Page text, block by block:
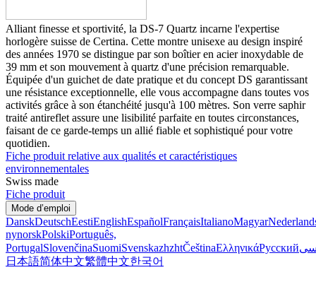
Alliant finesse et sportivité, la DS-7 Quartz incarne l'expertise
horlogère suisse de Certina. Cette montre unisexe au design inspiré
des années 1970 se distingue par son boîtier en acier inoxydable de
39 mm et son mouvement à quartz d'une précision remarquable.
Équipée d'un guichet de date pratique et du concept DS garantissant
une résistance exceptionnelle, elle vous accompagne dans toutes vos
activités grâce à son étanchéité jusqu'à 100 mètres. Son verre saphir
traité antireflet assure une lisibilité parfaite en toutes circonstances,
faisant de ce garde-temps un allié fiable et sophistiqué pour votre
quotidien.
Fiche produit relative aux qualités et caractéristiques
environnementales
Swiss made
Fiche produit
Mode d’emploi
DanskDeutschEestiEnglishEspañolFrançaisItalianoMagyar
nynorskPolskiPortuguês,
PortugalSlovenčinaSuomiSvenskazhzhtČeštinaΕλληνικάРусский
日本語简体中文繁體中文한국어